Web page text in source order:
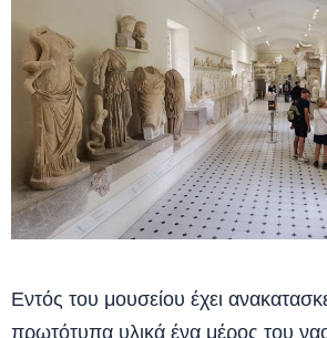
Εντός του μουσείου έχει
πρωτότυπα υλικά ένα μέρος του